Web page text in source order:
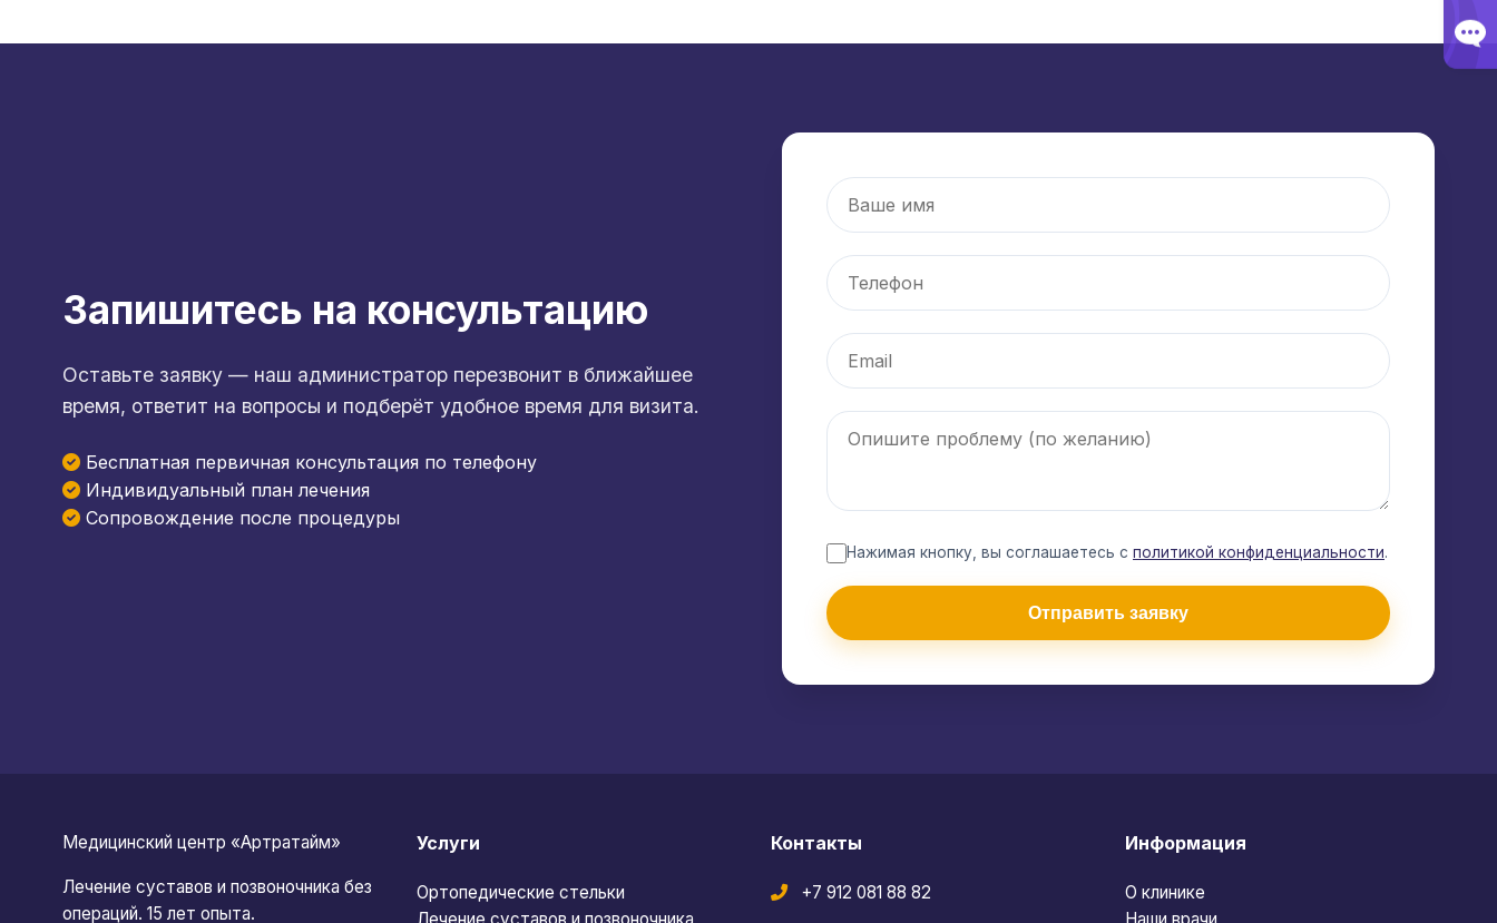
Запишитесь на консультацию
Оставьте заявку — наш администратор перезвонит в ближайшее
время, ответит на вопросы и подберёт удобное время для визита.
Бесплатная первичная консультация по телефону
Индивидуальный план лечения
Сопровождение после процедуры
Нажимая кнопку, вы соглашаетесь с политикой конфиденциальности.
Отправить заявку
Медицинский центр «Артратайм»
Лечение суставов и позвоночника без
операций. 15 лет опыта.
Услуги
Ортопедические стельки
Контакты
+7 912 081 88 82
Информация
О клинике